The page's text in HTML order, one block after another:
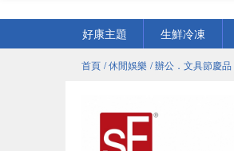
好康主題
生鮮冷凍
首頁 / 休閒娛樂 / 辦公．文具節慶品